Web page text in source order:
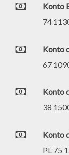
Konto
74
Konto
67
Konto
38
Konto
PL 75